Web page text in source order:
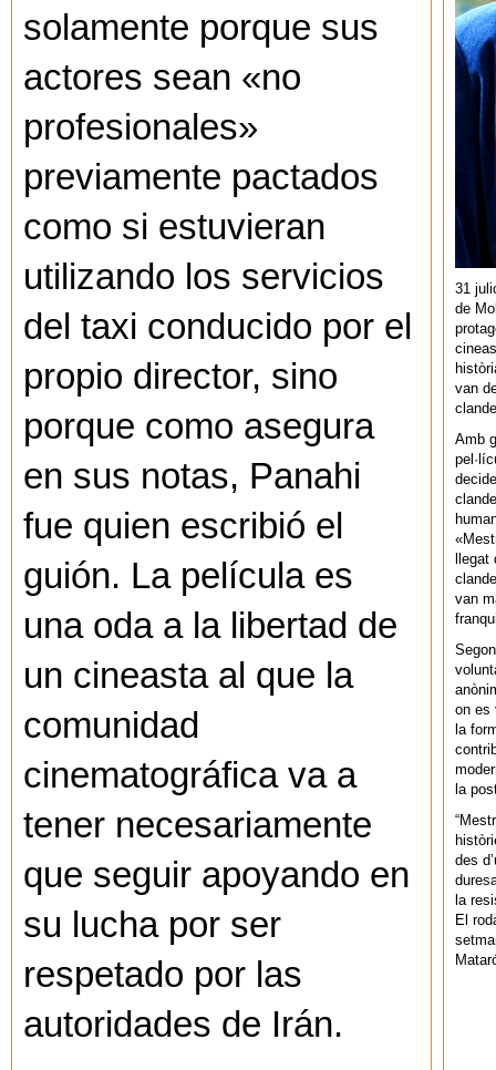
solamente porque sus
actores sean «no
profesionales»
previamente pactados
como si estuvieran
utilizando los servicios
del taxi conducido por el
propio director, sino
porque como asegura
en sus notas, Panahi
fue quien escribió el
guión. La película es
una oda a la libertad de
un cineasta al que la
comunidad
cinematográfica va a
tener necesariamente
que seguir apoyando en
su lucha por ser
respetado por las
autoridades de Irán.
31
de
van
Amb
van
on es
la
la
des
la
El